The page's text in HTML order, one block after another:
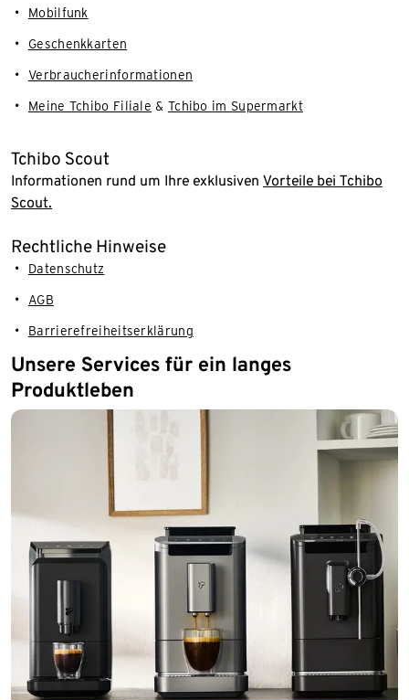
Mobilfunk
Geschenkkarten
Verbraucherinformationen
Meine Tchibo Filiale & Tchibo im Supermarkt
Tchibo Scout
Informationen rund um Ihre exklusiven Vorteile bei Tchibo
Scout.
Rechtliche Hinweise
Datenschutz
AGB
Barrierefreiheitserklärung
Unsere Services für ein langes
Produktleben